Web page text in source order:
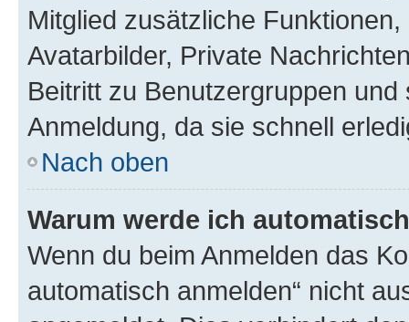
Mitglied zusätzliche
Avatarbilder, Private
Beitritt zu Benutzergruppen
Anmeldung, da sie schnell
Nach oben
Warum werde ich
Wenn du beim Anmelden das
automatisch anmelden“ nicht